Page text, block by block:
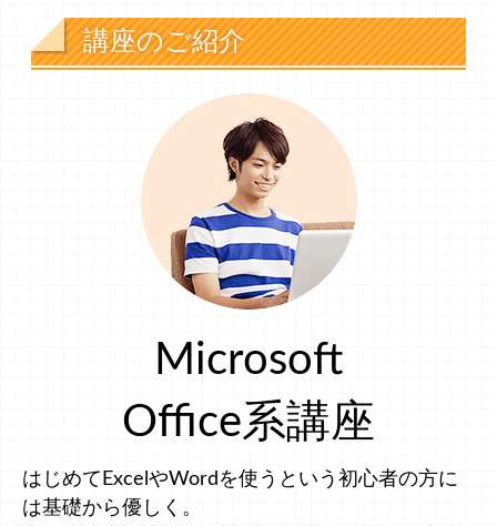
講座のご紹介
Microsoft
Office系講座
はじめてExcelやWordを使うという初心者の方に
は基礎から優しく。